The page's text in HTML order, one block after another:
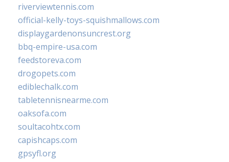
riverviewtennis.com
official-kelly-toys-squishmallows.com
displaygardenonsuncrest.org
bbq-empire-usa.com
feedstoreva.com
drogopets.com
ediblechalk.com
tabletennisnearme.com
oaksofa.com
soultacohtx.com
capishcaps.com
gpsyfl.org